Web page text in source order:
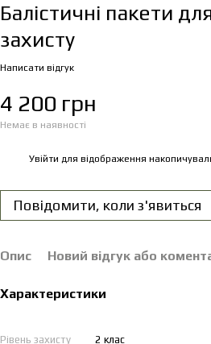
Балістичні пакети
захисту
Написати відгук
4 200 грн
Немає в наявності
Увійти для відображення
Повідомити, коли з'явиться
Опис Новий відгук або
Характеристики
Рівень захисту
2 клас